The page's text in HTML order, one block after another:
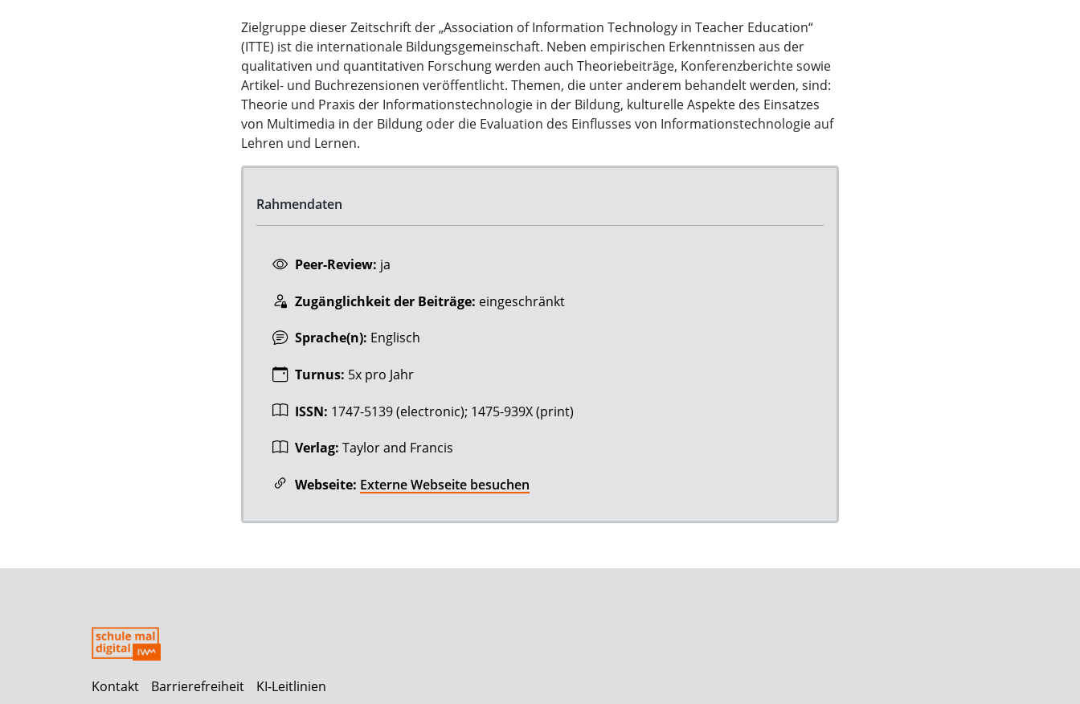
Zielgruppe dieser Zeitschrift der „Association of Information Technology in Teacher Education“
(ITTE) ist die internationale Bildungsgemeinschaft. Neben empirischen Erkenntnissen aus der
qualitativen und quantitativen Forschung werden auch Theoriebeiträge, Konferenzberichte sowie
Artikel- und Buchrezensionen veröffentlicht. Themen, die unter anderem behandelt werden, sind:
Theorie und Praxis der Informationstechnologie in der Bildung, kulturelle Aspekte des Einsatzes
von Multimedia in der Bildung oder die Evaluation des Einflusses von Informationstechnologie auf
Lehren und Lernen.
Rahmendaten
Peer-Review: ja
Zugänglichkeit der Beiträge: eingeschränkt
Sprache(n): Englisch
Turnus: 5x pro Jahr
ISSN: 1747-5139 (electronic); 1475-939X (print)
Verlag: Taylor and Francis
Webseite: Externe Webseite besuchen
Kontakt Barrierefreiheit KI-Leitlinien